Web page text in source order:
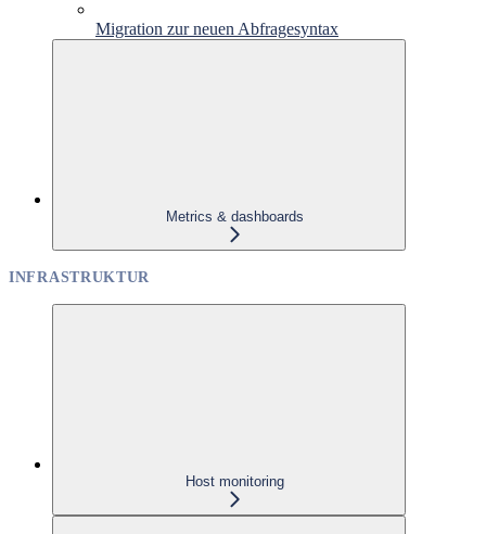
Migration zur neuen Abfragesyntax
Metrics & dashboards
INFRASTRUKTUR
Host monitoring